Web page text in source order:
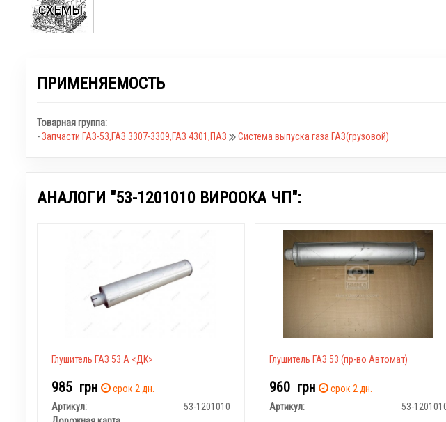
ПРИМЕНЯЕМОСТЬ
Товарная группа:
-Запчасти ГАЗ-53,ГАЗ 3307-3309,ГАЗ 4301,ПАЗ Система выпуска газа ГАЗ(грузовой)
АНАЛОГИ "53-1201010 ВИРООКА ЧП":
Глушитель ГАЗ 53 А <ДК>
985 грн
срок 2 дн.
Артикул:
53-1201010
Глушитель ГАЗ 53 (пр-во Автомат)
960 грн
срок 2 дн.
Артикул:
53-